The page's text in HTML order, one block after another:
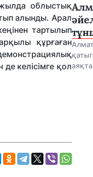
облыстық
алынды. Арал
тартылып
құрғаған
келісімге қол